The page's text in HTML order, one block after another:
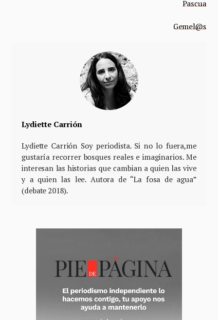
Pascua
Gemel@s
Lydiette Carrión
Lydiette Carrión Soy periodista. Si no lo fuera,me
gustaría recorrer bosques reales e imaginarios. Me
interesan las historias que cambian a quien las vive
y a quien las lee. Autora de “La fosa de agua”
(debate 2018).